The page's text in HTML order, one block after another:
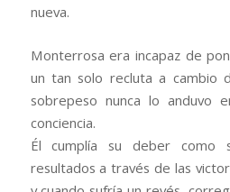
nueva.
Monterrosa era incapaz de
un tan solo recluta a cambio
sobrepeso nunca lo anduvo
conciencia.
Él cumplía su deber como
resultados a través de las